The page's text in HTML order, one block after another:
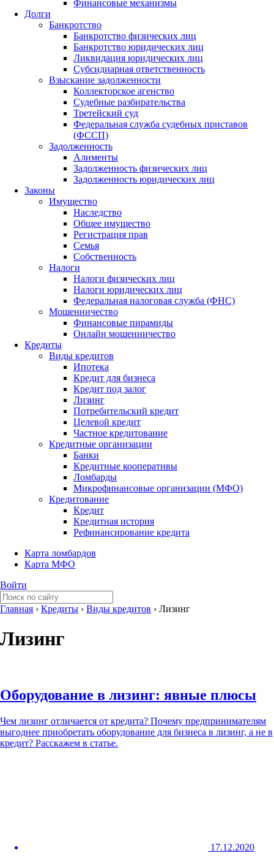
Финансовые механизмы
Долги
Банкротство
Банкротство физических лиц
Банкротство юридических лиц
Ликвидация юридических лиц
Субсидиарная ответственность
Взыскание задолженности
Коллекторское агенство
Судебные разбирательства
Третейский суд
Федеральная служба судебных приставов
(ФССП)
Задолженность
Алименты
Задолженность физических лиц
Задолженность юридических лиц
Законы
Имущество
Наследство
Общее имущество
Регистрация прав
Семья
Собственность
Налоги
Налоги физических лиц
Налоги юридических лиц
Федеральная налоговая служба (ФНС)
Мошенничество
Финансовые пирамиды
Онлайн мошенничество
Кредиты
Виды кредитов
Ипотека
Кредит для бизнеса
Кредит под залог
Лизинг
Потребительский кредит
Целевой кредит
Частное кредитование
Кредитные организации
Банки
Кредитные кооперативы
Ломбарды
Микрофинансовые организации (МФО)
Кредитование
Кредит
Кредитная история
Рефинансирование кредита
Карта ломбардов
Карта МФО
Войти
Главная › Кредиты › Виды кредитов › Лизинг
Лизинг
Оборудование в лизинг: явные плюсы
Чем лизинг отличается от кредита? Почему предпринимателям
выгоднее приобретать оборудование для бизнеса в лизинг, а не в
кредит? Расскажем в статье.
17.12.2020